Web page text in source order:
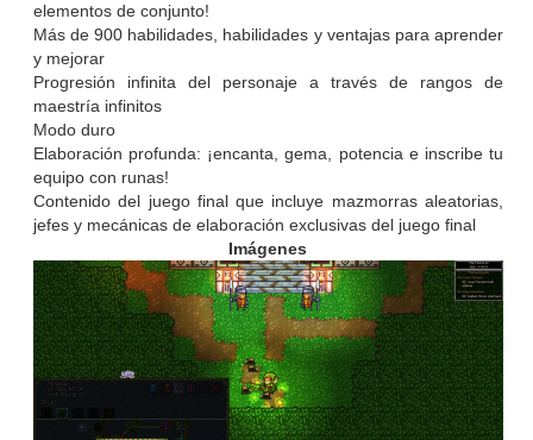
elementos de conjunto!
Más de 900 habilidades, habilidades y ventajas para aprender
y mejorar
Progresión infinita del personaje a través de rangos de
maestría infinitos
Modo duro
Elaboración profunda: ¡encanta, gema, potencia e inscribe tu
equipo con runas!
Contenido del juego final que incluye mazmorras aleatorias,
jefes y mecánicas de elaboración exclusivas del juego final
Imágenes